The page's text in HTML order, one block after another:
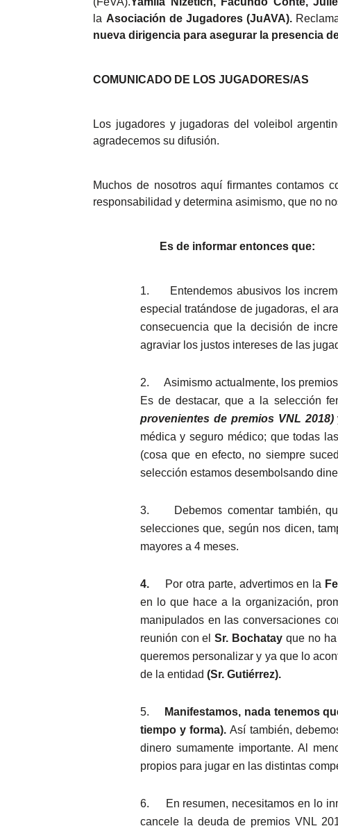
la Asociación de Jugadores (JuAVA).
nueva dirigencia para asegurar la presencia
COMUNICADO DE LOS JUGADORES/AS
Los jugadores y jugadoras del voleibol
agradecemos su difusión.
Muchos de nosotros aquí firmantes contamos
responsabilidad y determina asimismo, que no
Es de informar entonces que:
1.
Entendemos abusivos los
especial tratándose de jugadoras, el
consecuencia que la decisión de
agraviar los justos intereses de las
2.
Asimismo actualmente, los
Es de destacar, que a la selección
provenientes de premios VNL 2018)
médica y seguro médico; que todas
(cosa que en efecto, no siempre
selección estamos desembolsando
3.
Debemos comentar también,
selecciones que, según nos dicen,
mayores a 4 meses.
4. Por otra parte, advertimos en la
en lo que hace a la organización,
manipulados en las conversaciones
reunión con elSr. Bochatay que no
queremos personalizar y ya que lo
de la entidad (Sr. Gutiérrez).
5.
Manifestamos, nada tenemos
tiempo y forma). Así también,
dinero sumamente importante. Al
propios para jugar en las distintas
6.
En resumen, necesitamos en lo
cancele la deuda de premios VNL